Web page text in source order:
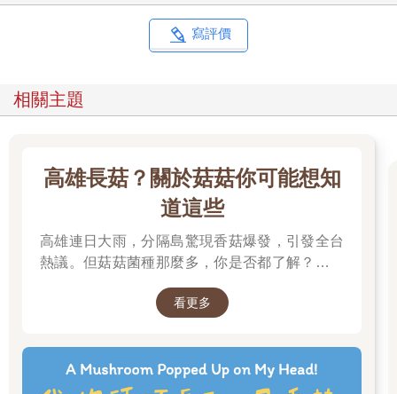
寫評價
相關主題
高雄長菇？關於菇菇你可能想知
道這些
高雄連日大雨，分隔島驚現香菇爆發，引發全台
熱議。但菇菇菌種那麼多，你是否都了解？邀請
看更多